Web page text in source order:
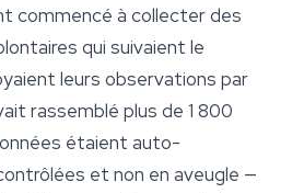
commencé à collecter des
qui suivaient le
leurs observations par
rassemblé plus de 1 800
étaient auto-
et non en aveugle —